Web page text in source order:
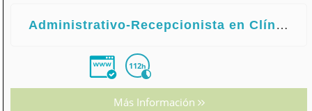
Administrativo-Recepcionista en Clínicas Dentales
112h
Más Información